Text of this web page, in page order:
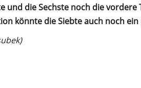
und die Sechste noch die
könnte die Siebte auch noch